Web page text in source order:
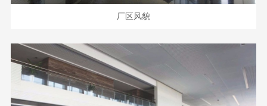
厂区风貌